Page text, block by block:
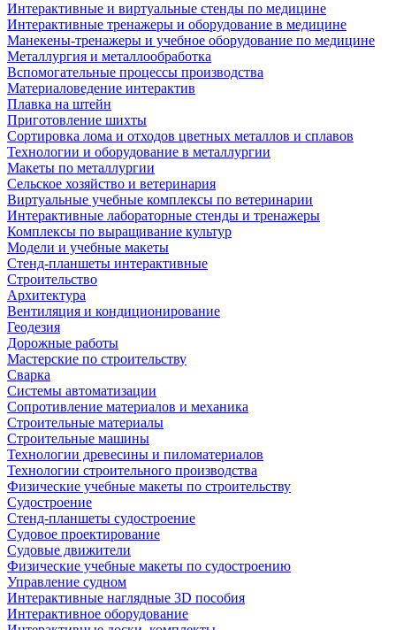
Интерактивные и виртуальные стенды по медицине
Интерактивные тренажеры и оборудование в медицине
Манекены-тренажеры и учебное оборудование по медицине
Металлургия и металлообработка
Вспомогательные процессы производства
Материаловедение интерактив
Плавка на штейн
Приготовление шихты
Сортировка лома и отходов цветных металлов и сплавов
Технологии и оборудование в металлургии
Макеты по металлургии
Сельское хозяйство и ветеринария
Виртуальные учебные комплексы по ветеринарии
Интерактивные лабораторные стенды и тренажеры
Комплексы по выращивание культур
Модели и учебные макеты
Стенд-планшеты интерактивные
Строительство
Архитектура
Вентиляция и кондиционирование
Геодезия
Дорожные работы
Мастерские по строительству
Сварка
Системы автоматизации
Сопротивление материалов и механика
Строительные материалы
Строительные машины
Технологии древесины и пиломатериалов
Технологии строительного производства
Физические учебные макеты по строительству
Судостроение
Стенд-планшеты судостроение
Судовое проектирование
Судовые движители
Физические учебные макеты по судостроению
Управление судном
Интерактивные наглядные 3D пособия
Интерактивное оборудование